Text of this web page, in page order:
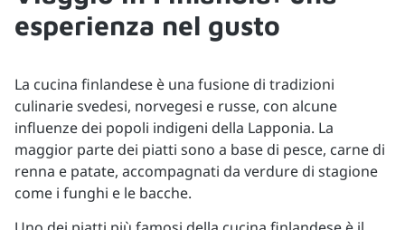
esperienza nel gusto
La cucina finlandese è una fusione di tradizioni
culinarie svedesi, norvegesi e russe, con alcune
influenze dei popoli indigeni della Lapponia. La
maggior parte dei piatti sono a base di pesce, carne di
renna e patate, accompagnati da verdure di stagione
come i funghi e le bacche.